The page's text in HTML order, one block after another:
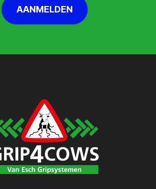
AANMELDEN